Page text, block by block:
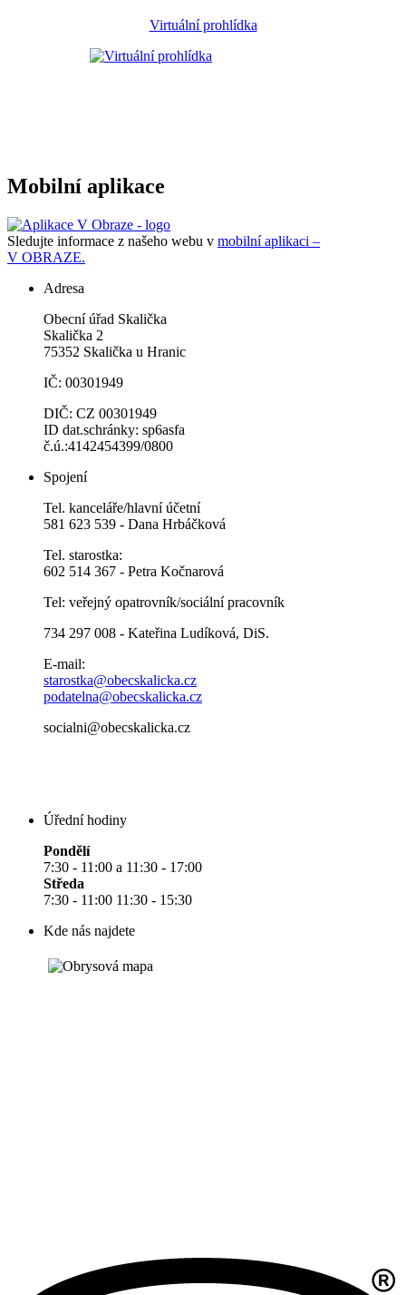
Virtuální prohlídka
Mobilní aplikace
Sledujte informace z našeho webu v mobilní aplikaci –
V OBRAZE.
Adresa
Obecní úřad Skalička
Skalička 2
75352 Skalička u Hranic
IČ: 00301949
DIČ: CZ 00301949
ID dat.schránky: sp6asfa
č.ú.:4142454399/0800
Spojení
Tel. kanceláře/hlavní účetní
581 623 539 - Dana Hrbáčková
Tel. starostka:
602 514 367 - Petra Kočnarová
Tel: veřejný opatrovník/sociální pracovník
734 297 008 - Kateřina Ludíková, DiS.
E-mail:
starostka@obecskalicka.cz
podatelna@obecskalicka.cz
socialni@obecskalicka.cz
Úřední hodiny
Pondělí
7:30 - 11:00 a 11:30 - 17:00
Středa
7:30 - 11:00 11:30 - 15:30
Kde nás najdete